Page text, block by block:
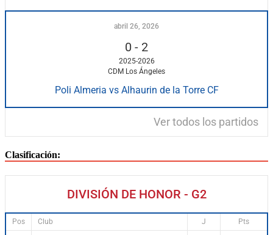
abril 26, 2026
0 - 2
2025-2026
CDM Los Ángeles
Poli Almeria vs Alhaurin de la Torre CF
Ver todos los partidos
Clasificación:
DIVISIÓN DE HONOR - G2
Pos Club J Pts